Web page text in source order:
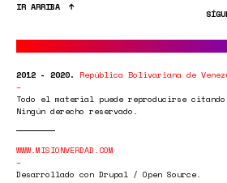
IR ARRIBA
2012 - 2020. República Bolivariana de
Todo el material puede reproducirse
Ningún derecho reservado.
WWW.MISIONVERDAD.COM
Desarrollado con Drupal / Open Source.